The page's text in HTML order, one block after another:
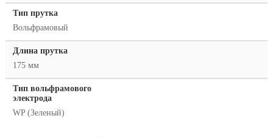
Тип прутка
Вольфрамовый
Длина прутка
175 мм
Тип вольфрамового
электрода
WP (Зеленый)